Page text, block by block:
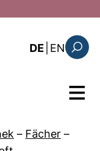
Inhalt
DE EN: this
Menü
– Fächer –